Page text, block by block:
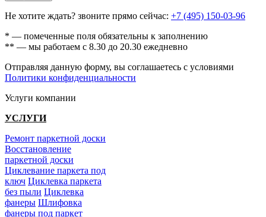
Не хотите ждать? звоните прямо сейчас: +7 (495) 150-03-96
* — помеченные поля обязательны к заполнению
** — мы работаем с 8.30 до 20.30 ежедневно
Отправляя данную форму, вы соглашаетесь с условиями
Политики конфиденциальности
Услуги компании
УСЛУГИ
Ремонт паркетной доски
Восстановление
паркетной доски
Циклевание паркета под
ключ Циклевка паркета
без пыли Циклевка
фанеры Шлифовка
фанеры под паркет